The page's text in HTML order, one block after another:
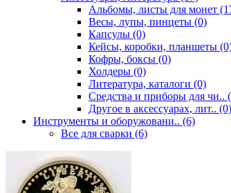
Альбомы, листы для монет
Весы, лупы, пинцеты (0)
Капсулы (0)
Кейсы, коробки, планшеты
Кофры, боксы (0)
Холдеры (0)
Литература, каталоги (0)
Средства и приборы для чи..
Другое в аксессуарах, лит.. (0)
Инструменты и оборужовани.. (6)
Все для сварки (6)